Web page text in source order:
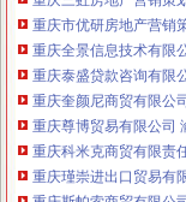
重庆全景信息技术有限
重庆泰盛贷款咨询有限
重庆奎颜尼商贸有限公
重庆尊博贸易有限公司
重庆科米克商贸有限责
重庆瑾崇进出口贸易有
重庆斯帕索商贸有限公
重庆德谋生产力促进中